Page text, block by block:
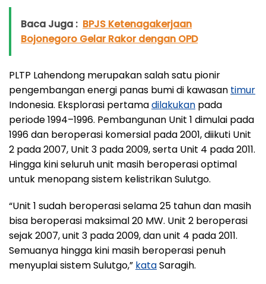
Baca Juga : BPJS Ketenagakerjaan
Bojonegoro Gelar Rakor dengan OPD
PLTP Lahendong merupakan salah satu pionir
pengembangan energi panas bumi di kawasan timur
Indonesia. Eksplorasi pertamadilakukan pada
periode 1994–1996. Pembangunan Unit 1 dimulai pada
1996 dan beroperasi komersial pada 2001, diikuti Unit
2 pada 2007, Unit 3 pada 2009, serta Unit 4 pada 2011.
Hingga kini seluruh unit masih beroperasi optimal
untuk menopang sistem kelistrikan Sulutgo.
“Unit 1 sudah beroperasi selama 25 tahun dan masih
bisa beroperasi maksimal 20 MW. Unit 2 beroperasi
sejak 2007, unit 3 pada 2009, dan unit 4 pada 2011.
Semuanya hingga kini masih beroperasi penuh
menyuplai sistem Sulutgo,” kataSaragih.